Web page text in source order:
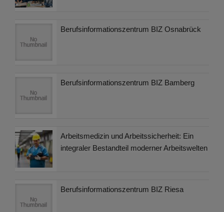
Berufsinformationszentrum BIZ Osnabrück
Berufsinformationszentrum BIZ Bamberg
Arbeitsmedizin und Arbeitssicherheit: Ein
integraler Bestandteil moderner Arbeitswelten
Berufsinformationszentrum BIZ Riesa